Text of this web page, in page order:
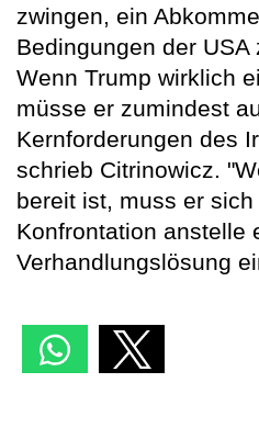
zwingen, ein
Bedingungen der USA
Wenn Trump wirklich
müsse er zumindest
Kernforderungen des
schrieb Citrinowicz.
bereit ist, muss er
Konfrontation anstelle
Verhandlungslösung